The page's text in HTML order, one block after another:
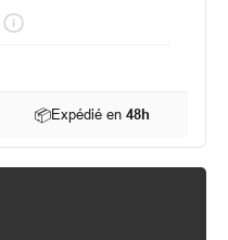
📦Expédié en 48h